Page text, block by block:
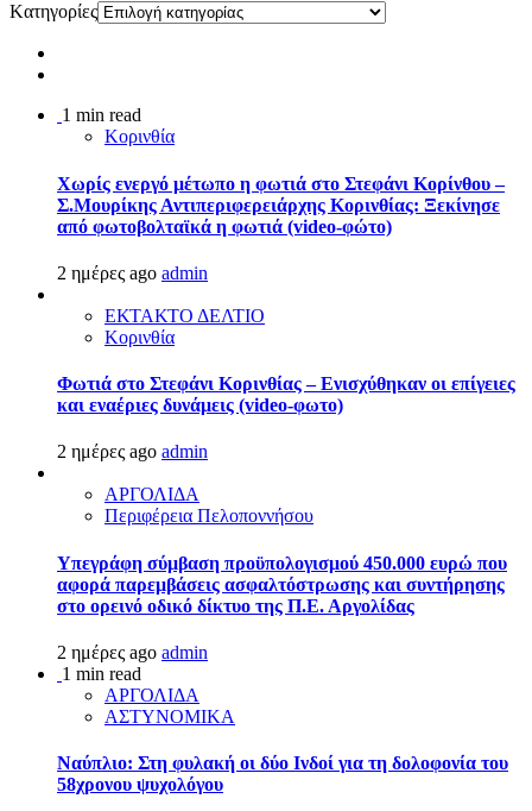
Kατηγορίες
1 min read
Κορινθία
Χωρίς ενεργό μέτωπο η φωτιά στο Στεφάνι Κορίνθου –
Σ.Μουρίκης Αντιπεριφερειάρχης Κορινθίας: Ξεκίνησε
από φωτοβολταϊκά η φωτιά (video-φώτο)
2 ημέρες ago admin
ΕΚΤΑΚΤΟ ΔΕΛΤΙΟ
Κορινθία
Φωτιά στο Στεφάνι Κορινθίας – Ενισχύθηκαν οι επίγειες
και εναέριες δυνάμεις (video-φωτο)
2 ημέρες ago admin
ΑΡΓΟΛΙΔΑ
Περιφέρεια Πελοποννήσου
Υπεγράφη σύμβαση προϋπολογισμού 450.000 ευρώ που
αφορά παρεμβάσεις ασφαλτόστρωσης και συντήρησης
στο ορεινό οδικό δίκτυο της Π.Ε. Αργολίδας
2 ημέρες ago admin
1 min read
ΑΡΓΟΛΙΔΑ
ΑΣΤΥΝΟΜΙΚΑ
Ναύπλιο: Στη φυλακή οι δύο Ινδοί για τη δολοφονία του
58χρονου ψυχολόγου